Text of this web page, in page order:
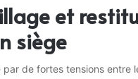
et
siège
de fortes tensions